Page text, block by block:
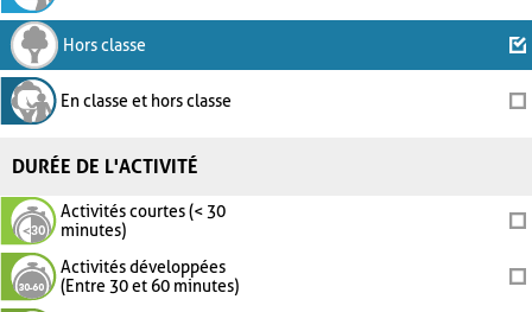
Hors classe
En classe et hors classe
DURÉE DE L'ACTIVITÉ
Activités courtes (< 30
minutes)
Activités développées
(Entre 30 et 60 minutes)